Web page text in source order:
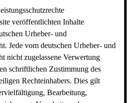
veröffentlichten Inhalte
Urheber- und
Jede vom deutschen Urheber- und
nicht zugelassene Verwertung
schriftlichen Zustimmung des
Rechteinhabers. Dies gilt
Bearbeitung,